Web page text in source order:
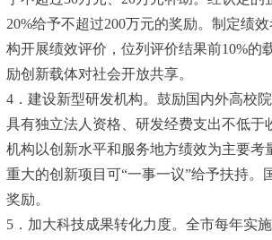
20%给予不超过200万元的奖励。制定绩
构开展绩效评价，位列评价结果前10%的
励创新载体对社会开放共享。
4．建设新型研发机构。鼓励国内外高校
具有独立法人资格、研发经费支出不低于
机构以创新水平和服务地方绩效为主要
重大的创新项目可“一事一议”给予扶持
奖励。
5．加大科技成果转化力度。全市每年实